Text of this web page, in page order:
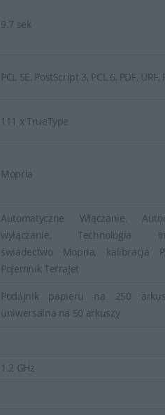
9.7 sek
PCL 5E, PostScript 3, PCL 6, PDF, URF,
111 x TrueType
Mopria
Automatyczne Włączanie,
wyłączanie, Technologia
świadectwo Mopria, kalibracja
Pojemnik TerraJet
Podajnik papieru na 250
uniwersalna na 50 arkuszy
1.2 GHz